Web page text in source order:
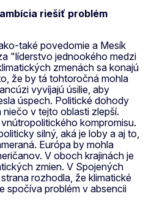
riešiť problém
také povedomie a Mesík
"líderstvo jednookého medzi
zmenách sa konajú
že by tá tohtoročná mohla
vyvíjajú úsilie, aby
úspech. Politické dohody
v tejto oblasti zlepší.
kompromisu.
silný, aká je loby a aj to,
Európa by mohla
V oboch krajinách je
zmien. V Spojených
rozhodla, že klimatické
spočíva problém v absencii